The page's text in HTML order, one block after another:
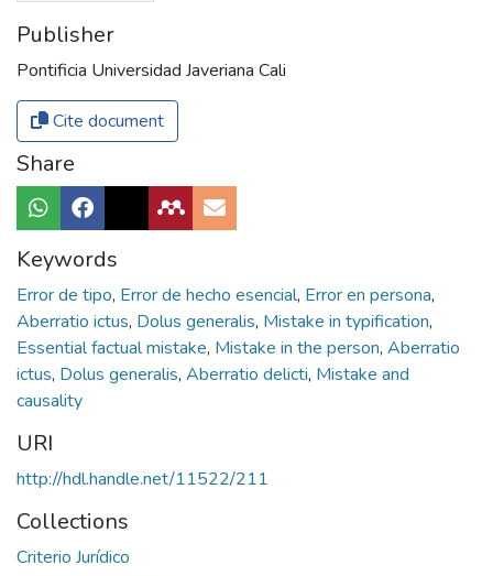
Publisher
Pontificia Universidad Javeriana Cali
Cite document
Share
Keywords
Error de tipo, Error de hecho esencial, Error en persona,
Aberratio ictus, Dolus generalis, Mistake in typification,
Essential factual mistake, Mistake in the person, Aberratio
ictus, Dolus generalis, Aberratio delicti, Mistake and
causality
URI
http://hdl.handle.net/11522/211
Collections
Criterio Jurídico